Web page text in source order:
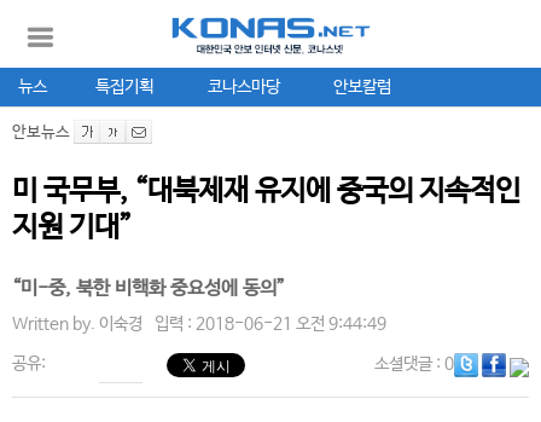
뉴스 특집기획 코나스마당 안보칼럼
안보뉴스
미 국무부, “대북제재 유지에 중국의 지속적인
지원 기대”
“미-중, 북한 비핵화 중요성에 동의”
Written by. 이숙경 입력 : 2018-06-21 오전 9:44:49
공유: 소셜댓글: 0